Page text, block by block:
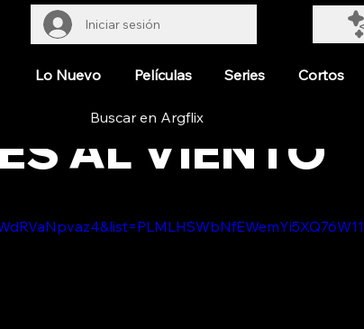
Iniciar sesión
Lo Nuevo Películas Series Cortos
AL VIENTO